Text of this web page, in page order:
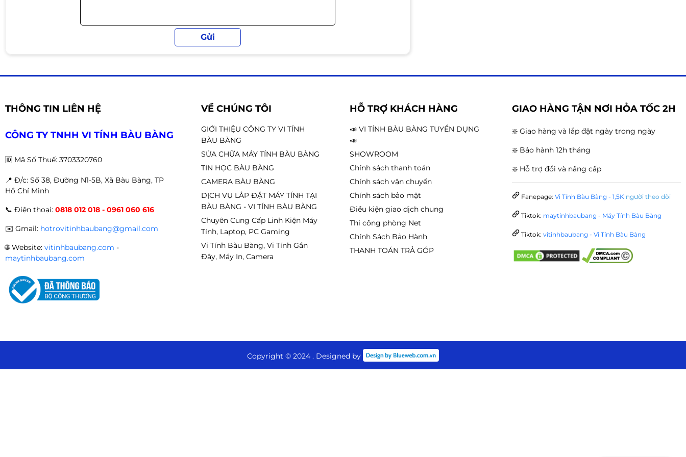
Cổng kết nối
2 × USB 2.0
✔ PC gaming tầm trung
✔ Build máy RGB
✔ Hỗ trợ VGA dài tới 325mm
✔ Phù hợp tản khí lớn 💻
THÔNG TIN LIÊN HỆ
CÔNG TY TNHH VI TÍNH BÀU BÀNG
🆔 Mã Số Thuế: 3703320760
📍 Đ/c: Số 38, Đường N1-5B, Xã Bàu Bàng, TP
Hồ Chí Minh
📞 Điện thoại: 0818 012 018 - 0961 060 616
✉️ Gmail: hotrovitinhbaubang@gmail.com
🌐Website: vitinhbaubang.com -
maytinhbaubang.com
VỀ CHÚNG TÔI
GIỚI THIỆU CÔNG TY VI TÍNH
BÀU BÀNG
SỬA CHỮA MÁY TÍNH BÀU BÀNG
TIN HỌC BÀU BÀNG
CAMERA BÀU BÀNG
DỊCH VỤ LẮP ĐẶT MÁY TÍNH TẠI
BÀU BÀNG - VI TÍNH BÀU BÀNG
Chuyên Cung Cấp Linh Kiện Máy
Tính, Laptop, PC Gaming
Vi Tính Bàu Bàng, Vi Tính Gần
Đây, Máy In, Camera
HỖ TRỢ KHÁCH HÀNG
📣 VI TÍNH BÀU BÀNG TUYỂN DỤNG
📣
SHOWROOM
Chính sách thanh toán
Chính sách vận chuyển
Chính sách bảo mật
Điều kiện giao dịch chung
Thi công phòng Net
Chính Sách Bảo Hành
THANH TOÁN TRẢ GÓP
GIAO HÀNG TẬN NƠI HỎA TỐC 2H
❇️ Giao hàng và lắp đặt ngày trong ngày
❇️ Bảo hành 12h tháng
❇️ Hỗ trợ đổi và nâng cấp
Fanepage: Vi Tính Bàu Bàng - 1,5K người theo dõi
Tiktok: maytinhbaubang - Máy Tính Bàu Bàng
Tiktok: vitinhbaubang - Vi Tính Bàu Bàng
Copyright © 2024 . Designed by